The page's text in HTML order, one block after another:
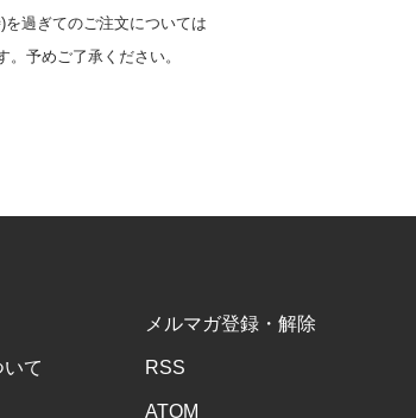
を過ぎてのご注文については
。予めご了承ください。
て
メルマガ登録・解除
RSS
ATOM